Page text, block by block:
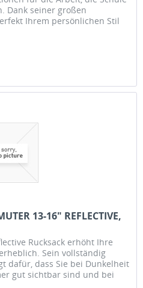
Dank seiner großen
Ihrem persönlichen Stil
13-16" REFLECTIVE,
Rucksack erhöht Ihre
Sein vollständig
dafür, dass Sie bei Dunkelheit
gut sichtbar sind und bei